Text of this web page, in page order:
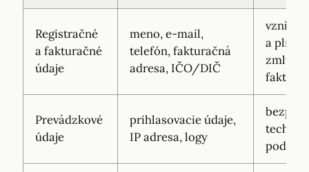
Registračné
a fakturačné
údaje
meno, e-mail,
telefón, fakturačná
adresa, IČO/DIČ
vznik
a
zmluvy,
Prevádzkové
údaje
prihlasovacie údaje,
IP adresa, logy